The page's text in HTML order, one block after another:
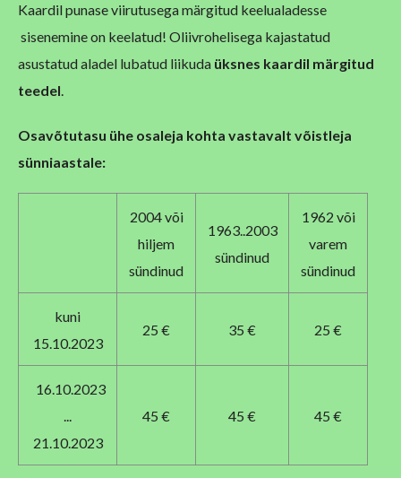
Kaardil punase viirutusega märgitud keelualadesse
sisenemine on keelatud! Oliivrohelisega kajastatud
asustatud aladel lubatud liikuda üksnes kaardil märgitud
teedel.
Osavõtutasu ühe osaleja kohta vastavalt võistleja
sünniaastale:
2004 või
hiljem
sündinud
1963..2003
sündinud
1962 või
varem
sündinud
kuni
15.10.2023
25 € 35 € 25 €
16.10.2023
...
21.10.2023
45 € 45 € 45 €